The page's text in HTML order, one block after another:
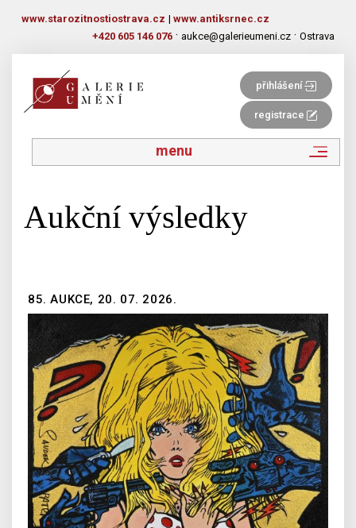
www.starozitnostiostrava.cz | www.antiksrnec.cz
+420 605 146 076 · aukce@galerieumeni.cz · Ostrava
přihlášení
registrace
menu
Aukční výsledky
85. AUKCE, 20. 07. 2026.